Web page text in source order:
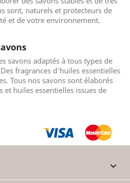
sont, naturels et protecteurs de
et de votre environnement.
savons adaptés à tous types de
fragrances d'huiles essentielles
Tous nos savons sont élaborés
et huiles essentielles issues de
